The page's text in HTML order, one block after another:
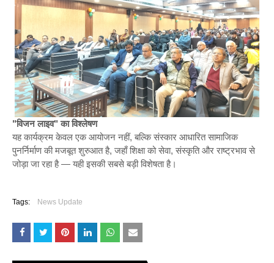
"विजन लाइव" का विश्लेषण
यह कार्यक्रम केवल एक आयोजन नहीं, बल्कि संस्कार आधारित सामाजिक
पुनर्निर्माण की मजबूत शुरुआत है, जहाँ शिक्षा को सेवा, संस्कृति और राष्ट्रभाव से
जोड़ा जा रहा है — यही इसकी सबसे बड़ी विशेषता है।
Tags: News Update